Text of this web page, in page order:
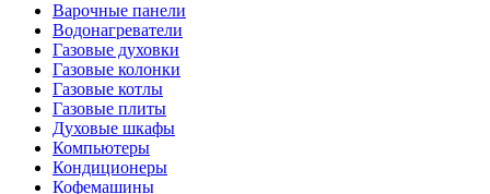
Варочные панели
Водонагреватели
Газовые духовки
Газовые колонки
Газовые котлы
Газовые плиты
Духовые шкафы
Компьютеры
Кондиционеры
Кофемашины